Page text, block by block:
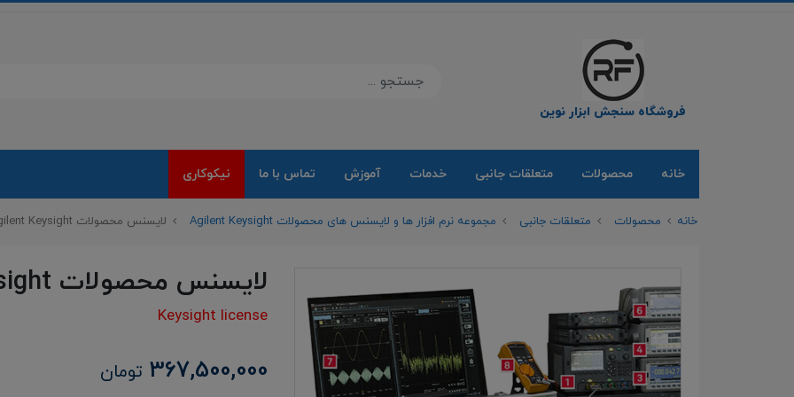
فروشگاه سنجش ابزار نوین
خانه محصولات متعلقات جانبی خدمات آموزش تماس با ما نیکوکاری
خانه محصولات متعلقات جانبی مجموعه نرم افزار ها و لایسنس های محصولات Agilent Keysight لایسنس محصولات Agilent Keysight
لایسنس محصولات Agilent Keysight
Keysight license
367,500,000 تومان